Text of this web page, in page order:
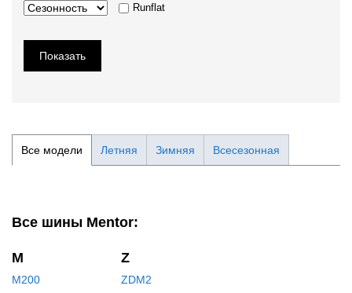
Runflat
Показать
Все модели Летняя Зимняя Всесезонная
Все шины Mentor:
M
M200
Z
ZDM2